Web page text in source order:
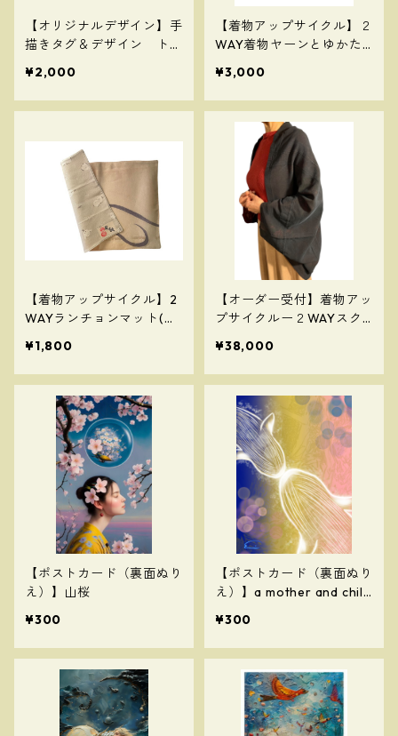
【オリジナルデザイン】手
描きタグ＆デザイン トー
¥2,000
【着物アップサイクル】２
WAY着物ヤーンとゆかた
¥3,000
【着物アップサイクル】2
WAYランチョンマット(帯
色）
¥1,800
【オーダー受付】着物アッ
プサイクルー２WAYスク
ル
¥38,000
【ポストカード（裏面ぬり
え）】山桜
¥300
【ポストカード（裏面ぬり
え）】a mother and child
¥300